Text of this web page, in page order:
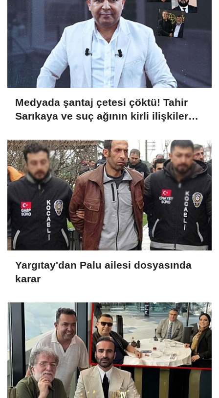
Medyada şantaj çetesi çöktü! Tahir
Sarıkaya ve suç ağının kirli ilişkiler
Yargıtay'dan Palu ailesi dosyasında
karar